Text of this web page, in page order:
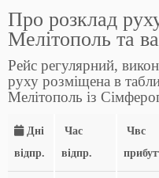
Про розклад
Мелітополь та
Рейс регулярний,
руху розміщена в
Мелітополь із
Дні
відпр.
Час
відпр.
Чвс